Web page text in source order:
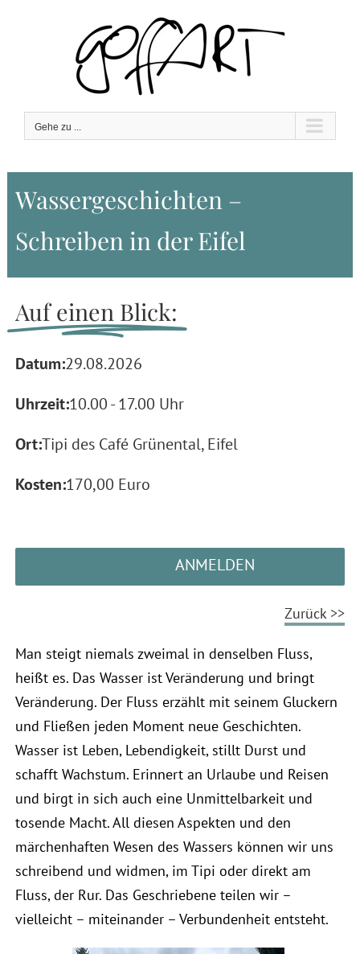
Gehe zu ...
Wassergeschichten –
Schreiben in der Eifel
Auf einen Blick:
Datum:29.08.2026
Uhrzeit:10.00 - 17.00 Uhr
Ort:Tipi des Café Grünental, Eifel
Kosten:170,00 Euro
ANMELDEN
Zurück >>
Man steigt niemals zweimal in denselben Fluss,
heißt es. Das Wasser ist Veränderung und bringt
Veränderung. Der Fluss erzählt mit seinem Gluckern
und Fließen jeden Moment neue Geschichten.
Wasser ist Leben, Lebendigkeit, stillt Durst und
schafft Wachstum. Erinnert an Urlaube und Reisen
und birgt in sich auch eine Unmittelbarkeit und
tosende Macht. All diesen Aspekten und den
märchenhaften Wesen des Wassers können wir uns
schreibend und widmen, im Tipi oder direkt am
Fluss, der Rur. Das Geschriebene teilen wir –
vielleicht – miteinander – Verbundenheit entsteht.